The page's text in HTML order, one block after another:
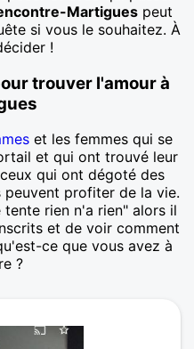
Martigues peut
si vous le souhaitez. À
!
trouver l'amour à
et les femmes qui se
et qui ont trouvé leur
qui ont dégoté des
profiter de la vie.
rien n'a rien" alors il
et de voir comment
ce que vous avez à
?